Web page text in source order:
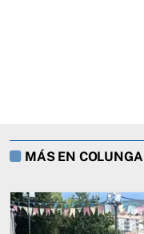
MÁS EN COLUNGA